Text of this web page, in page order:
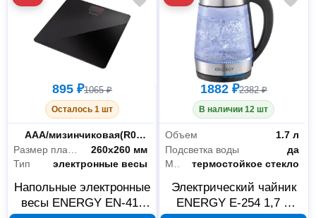
895 ₽1065 ₽
Осталось 1 шт
Питание
AAA/мизинчиковая(R03;LR03;FR03)
260х260 мм
Тип
электронные весы
Напольные электронные
весы ENERGY EN-411
1882 ₽2382 ₽
В наличии 12 шт
Объем
1.7 л
Подсветка воды
да
Материал корпуса
термостойкое стекло
Электрический чайник
ENERGY E-254 1,7 л